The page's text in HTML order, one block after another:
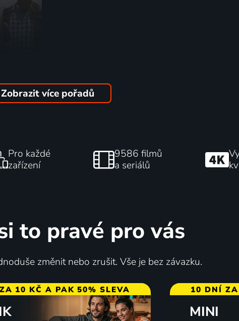
Zobrazit více pořadů
Pro každé
zařízení
9586 filmů
a seriálů
to pravé pro vás
změnit nebo zrušit. Vše je bez závazku.
10 KČ A PAK 50% SLEVA 10 DNÍ
MINI